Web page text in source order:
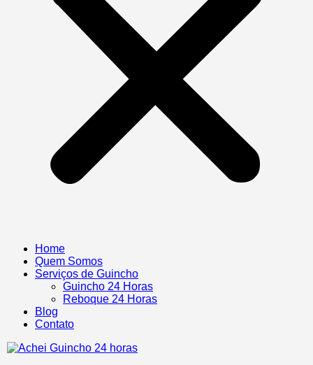
Home
Quem Somos
Serviços de Guincho
Guincho 24 Horas
Reboque 24 Horas
Blog
Contato